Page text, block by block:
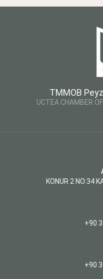
TMMOB
UCTEA CHAMBER
KONUR 2 NO:34
+90
+90